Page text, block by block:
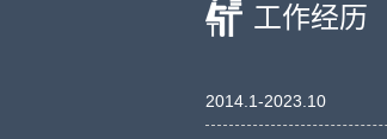
工作经历
2014.1-2023.10